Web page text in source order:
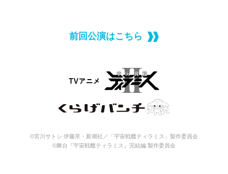
前回公演はこちら
©宮川サトシ 伊藤亰・新潮社／「宇宙戦艦ティラミス」製作委員会
©舞台『宇宙戦艦ティラミス』完結編 製作委員会